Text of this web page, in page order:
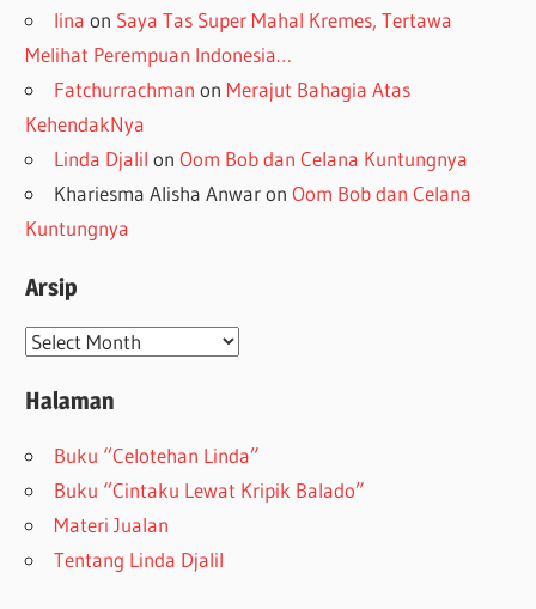
lina on Saya Tas Super Mahal Kremes, Tertawa
Melihat Perempuan Indonesia…
Fatchurrachman on Merajut Bahagia Atas
KehendakNya
Linda Djalil onOom Bob dan Celana Kuntungnya
Khariesma Alisha AnwaronOom Bob dan Celana
Kuntungnya
Arsip
Arsip
Halaman
Buku “Celotehan Linda”
Buku “Cintaku Lewat Kripik Balado”
Materi Jualan
Tentang Linda Djalil